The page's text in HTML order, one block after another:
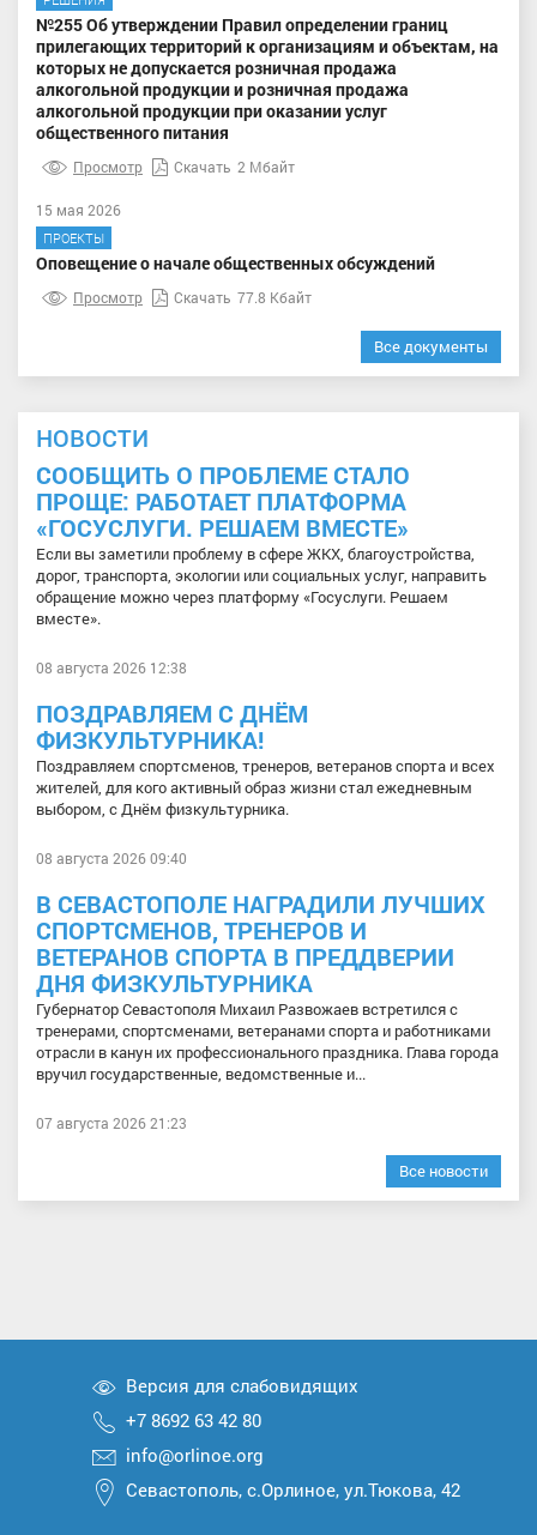
№255 Об утверждении Правил определении границ
прилегающих территорий к организациям и объектам, на
которых не допускается розничная продажа
алкогольной продукции и розничная продажа
алкогольной продукции при оказании услуг
общественного питания
Просмотр Скачать 2 Мбайт
15 мая 2026
ПРОЕКТЫ
Оповещение о начале общественных обсуждений
Просмотр Скачать 77.8 Кбайт
Все документы
НОВОСТИ
СООБЩИТЬ О ПРОБЛЕМЕ СТАЛО
ПРОЩЕ: РАБОТАЕТ ПЛАТФОРМА
«ГОСУСЛУГИ. РЕШАЕМ ВМЕСТЕ»
Если вы заметили проблему в сфере ЖКХ, благоустройства,
дорог, транспорта, экологии или социальных услуг, направить
обращение можно через платформу «Госуслуги. Решаем
вместе».
08 августа 2026 12:38
ПОЗДРАВЛЯЕМ С ДНЁМ
ФИЗКУЛЬТУРНИКА!
Поздравляем спортсменов, тренеров, ветеранов спорта и всех
жителей, для кого активный образ жизни стал ежедневным
выбором, с Днём физкультурника.
08 августа 2026 09:40
В СЕВАСТОПОЛЕ НАГРАДИЛИ ЛУЧШИХ
СПОРТСМЕНОВ, ТРЕНЕРОВ И
ВЕТЕРАНОВ СПОРТА В ПРЕДДВЕРИИ
ДНЯ ФИЗКУЛЬТУРНИКА
Губернатор Севастополя Михаил Развожаев встретился с
тренерами, спортсменами, ветеранами спорта и работниками
отрасли в канун их профессионального праздника. Глава города
вручил государственные, ведомственные и...
07 августа 2026 21:23
Все новости
Версия для слабовидящих
+7 8692 63 42 80
info@orlinoe.org
Севастополь, с.Орлиное, ул.Тюкова, 42